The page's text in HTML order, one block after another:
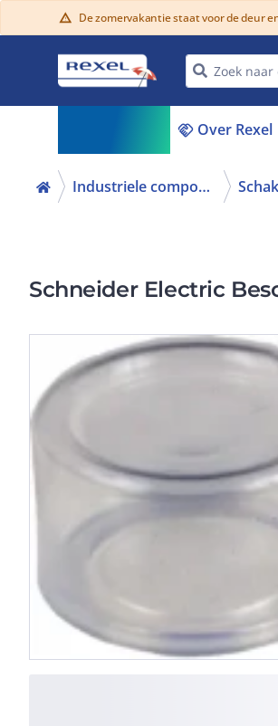
warning De zomervakantie staat voor de deur
handshake Over Rexel
Industriele componenten
Schneider Electric